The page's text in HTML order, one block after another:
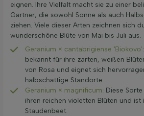
eignen. Ihre Vielfalt macht sie zu einer
Gärtner, die sowohl Sonne als auch
ziehen. Viele dieser Arten zeichnen sich
wunderschöne Blüte von Mai bis Juli aus.
Geranium × cantabrigiense 'Biokovo'
bekannt für ihre zarten, weißen
von Rosa und eignet sich
halbschattige Standorte.
Geranium × magnificum: Diese
ihren reichen violetten Blüten und ist
Staudenbeet.